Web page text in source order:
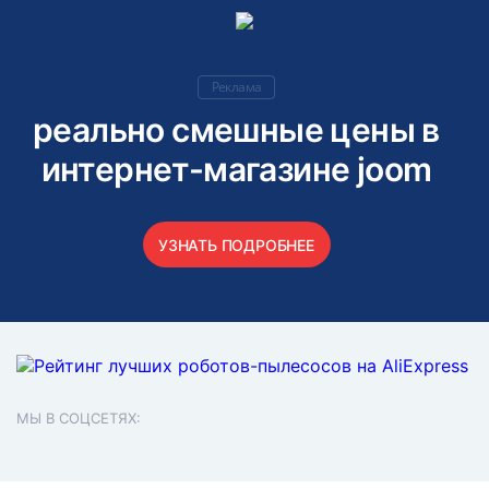
Реклама
реально смешные цены в
интернет-магазине joom
УЗНАТЬ ПОДРОБНЕЕ
МЫ В СОЦСЕТЯХ: